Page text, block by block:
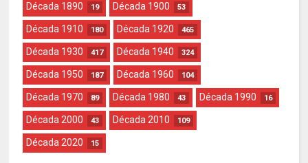
Década 1890 19 Década 1900 53
Década 1910 180 Década 1920 465
Década 1930 417 Década 1940 324
Década 1950 187 Década 1960 104
Década 1970 89 Década 1980 43 Década 1990 16
Década 2000 43 Década 2010 109
Década 2020 15